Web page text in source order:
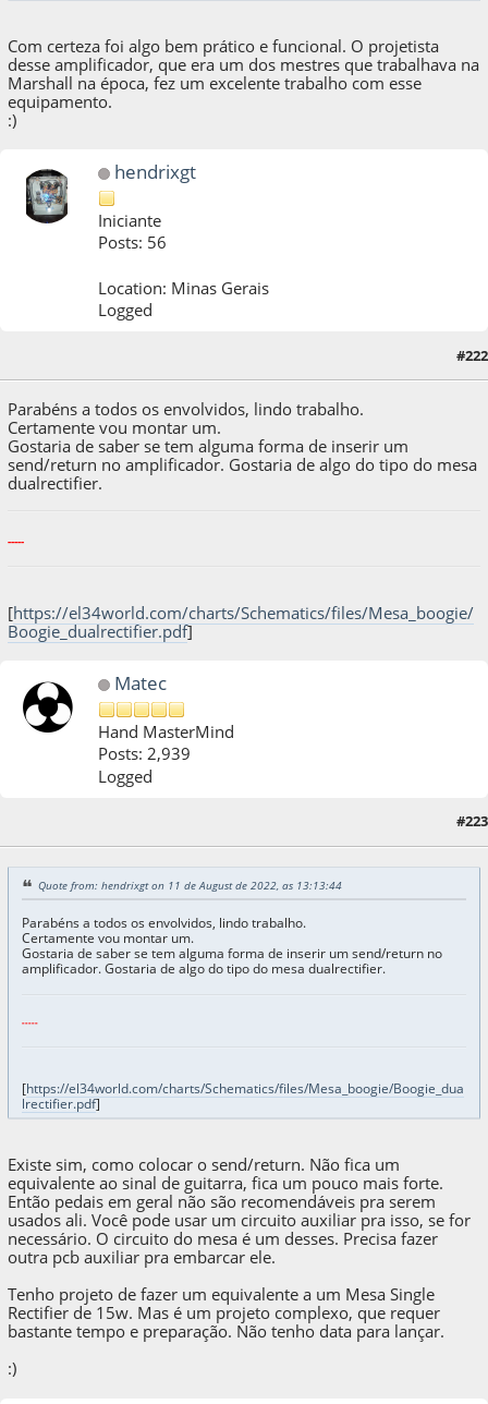
Com certeza foi algo bem prático e funcional. O projetista
desse amplificador, que era um dos mestres que trabalhava na
Marshall na época, fez um excelente trabalho com esse
equipamento.
:)
hendrixgt
Iniciante
Posts: 56
Location: Minas Gerais
Logged
: 11 de August de 2022, as 13:16:05 by
#222
Parabéns a todos os envolvidos, lindo trabalho.
Certamente vou montar um.
Gostaria de saber se tem alguma forma de inserir um
send/return no amplificador. Gostaria de algo do tipo do mesa
dualrectifier.
-----
[https://el34world.com/charts/Schematics/files/Mesa_boogie/
Boogie_dualrectifier.pdf]
Matec
Hand MasterMind
Posts: 2,939
Logged
: 11 de August de 2022, as 14:50:04 by
#223
Quote from: hendrixgt on 11 de August de 2022, as 13:13:44
Parabéns a todos os envolvidos, lindo trabalho.
Certamente vou montar um.
Gostaria de saber se tem alguma forma de inserir um send/return no
amplificador. Gostaria de algo do tipo do mesa dualrectifier.
-----
[https://el34world.com/charts/Schematics/files/Mesa_boogie/Boogie_dua
lrectifier.pdf]
Existe sim, como colocar o send/return. Não fica um
equivalente ao sinal de guitarra, fica um pouco mais forte.
Então pedais em geral não são recomendáveis pra serem
usados ali. Você pode usar um circuito auxiliar pra isso, se for
necessário. O circuito do mesa é um desses. Precisa fazer
outra pcb auxiliar pra embarcar ele.
Tenho projeto de fazer um equivalente a um Mesa Single
Rectifier de 15w. Mas é um projeto complexo, que requer
bastante tempo e preparação. Não tenho data para lançar.
:)